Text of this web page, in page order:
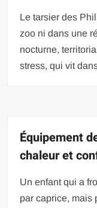
Le tarsier des
zoo ni dans une
nocturne,
stress, qui vit
Équipement
chaleur et
Un enfant qui a
par caprice, mais